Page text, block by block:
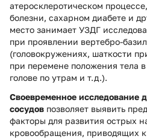
атеросклеротическом
болезни, сахарном диабете и
место занимает УЗДГ
при проявлении вертебро-
(головокружениях, шаткости
при перемене положения тела
голове по утрам и т.д.).
Своевременное исследование
сосудов позволяет выявить
факторы для развития острых
кровообращения, приводящих